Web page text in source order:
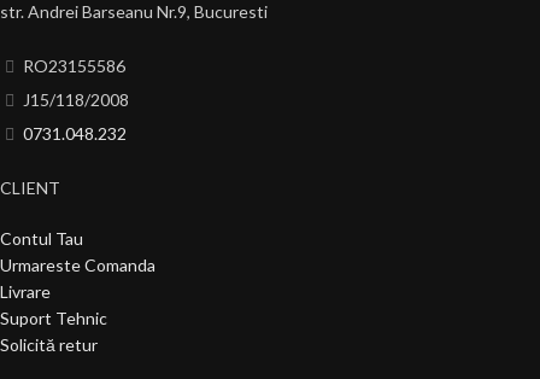
str. Andrei Barseanu Nr.9, Bucuresti
RO23155586
J15/118/2008
0731.048.232
CLIENT
Contul Tau
Urmareste Comanda
Livrare
Suport Tehnic
Solicită retur